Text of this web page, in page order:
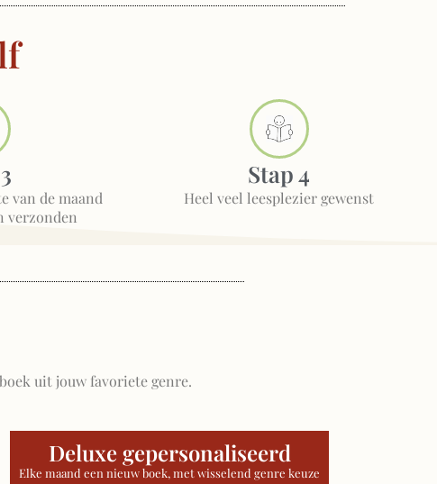
van de maand
verzonden
Stap 4
Heel veel leesplezier gewenst
uit jouw favoriete genre.
Deluxe gepersonaliseerd
Elke maand een nieuw boek, met wisselend genre keuze